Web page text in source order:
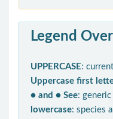
Legend
UPPERCASE:
Uppercase first
● and ● See:
lowercase: species